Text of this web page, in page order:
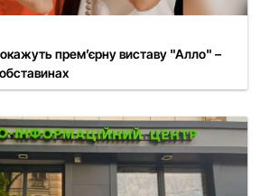
прем’єрну виставу "Алло" –